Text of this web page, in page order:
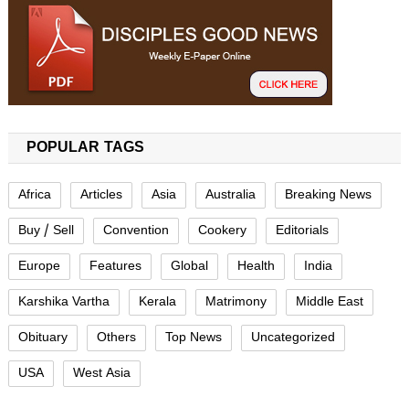
POPULAR TAGS
Africa Articles Asia Australia Breaking News
Buy / Sell Convention Cookery Editorials
Europe Features Global Health India
Karshika Vartha Kerala Matrimony Middle East
Obituary Others Top News Uncategorized
USA West Asia